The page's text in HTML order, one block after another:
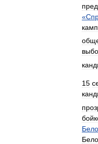
«
15